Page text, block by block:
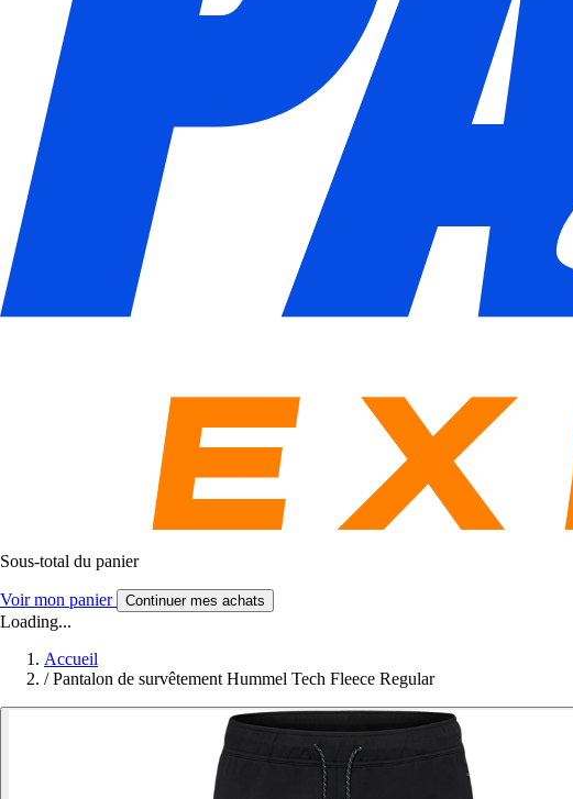
Sous-total du panier
Voir mon panier Continuer mes achats
Loading...
Accueil
/ Pantalon de survêtement Hummel Tech Fleece Regular